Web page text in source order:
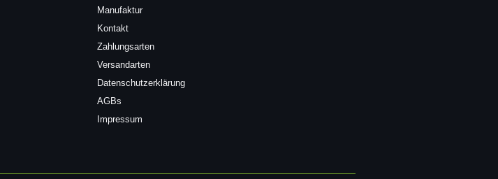
Manufaktur
Kontakt
Zahlungsarten
Versandarten
Datenschutzerklärung
AGBs
Impressum